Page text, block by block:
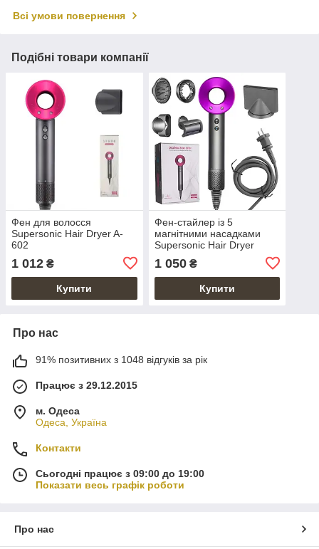
Всі умови повернення
Подібні товари компанії
Фен для волосся
Supersonic Hair Dryer A-
602
1 012 ₴
Купити
Фен-стайлер із 5
магнітними насадками
Supersonic Hair Dryer
1 050₴
Купити
Про нас
91% позитивних з 1048 відгуків за рік
Працює з 29.12.2015
м. Одеса
Одеса, Україна
Контакти
Сьогодні працює з 09:00 до 19:00
Показати весь графік роботи
Про нас